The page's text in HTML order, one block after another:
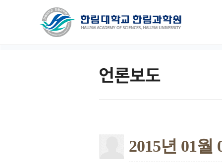
언론보도
2015년 01월